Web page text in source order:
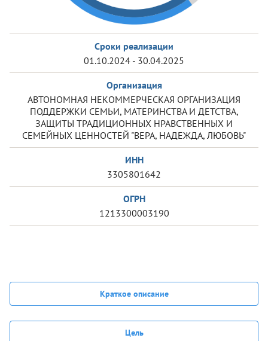
Сроки реализации
01.10.2024 - 30.04.2025
Организация
АВТОНОМНАЯ НЕКОММЕРЧЕСКАЯ ОРГАНИЗАЦИЯ
ПОДДЕРЖКИ СЕМЬИ, МАТЕРИНСТВА И ДЕТСТВА,
ЗАЩИТЫ ТРАДИЦИОННЫХ НРАВСТВЕННЫХ И
СЕМЕЙНЫХ ЦЕННОСТЕЙ "ВЕРА, НАДЕЖДА, ЛЮБОВЬ"
ИНН
3305801642
ОГРН
1213300003190
Краткое описание
Цель